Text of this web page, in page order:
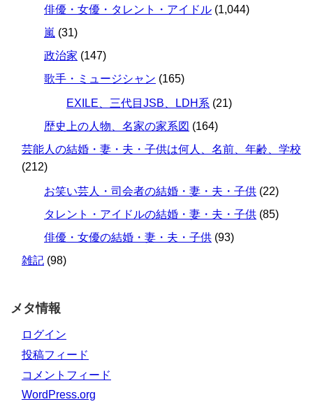
俳優・女優・タレント・アイドル (1,044)
嵐 (31)
政治家 (147)
歌手・ミュージシャン (165)
EXILE、三代目JSB、LDH系 (21)
歴史上の人物、名家の家系図 (164)
芸能人の結婚・妻・夫・子供は何人、名前、年齢、学校
(212)
お笑い芸人・司会者の結婚・妻・夫・子供 (22)
タレント・アイドルの結婚・妻・夫・子供 (85)
俳優・女優の結婚・妻・夫・子供 (93)
雑記 (98)
メタ情報
ログイン
投稿フィード
コメントフィード
WordPress.org